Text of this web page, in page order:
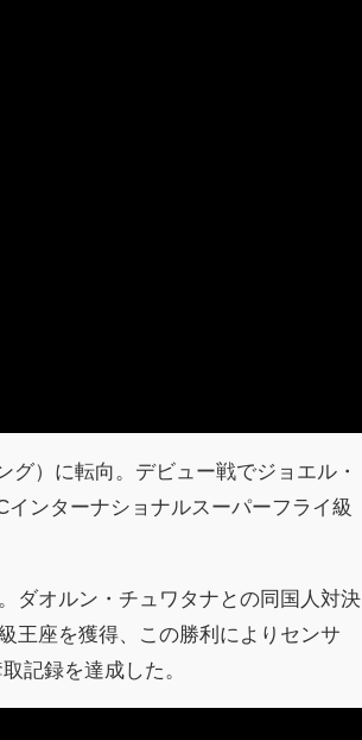
）に転向。デビュー戦でジョエル・
ンターナショナルスーパーフライ級
ダオルン・チュワタナとの同国人対決
王座を獲得、この勝利によりセンサ
記録を達成した。